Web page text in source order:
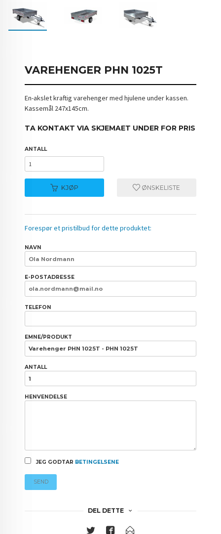
VAREHENGER PHN 1025T
En-akslet kraftig varehenger med hjulene under kassen.
Kassemål 247x145cm.
TA KONTAKT VIA SKJEMAET UNDER FOR PRIS
ANTALL
KJØP ØNSKELISTE
Forespør et pristilbud for dette produktet:
NAVN
E-POSTADRESSE
TELEFON
EMNE/PRODUKT
ANTALL
HENVENDELSE
JEG GODTAR BETINGELSENE
SEND
DEL DETTE